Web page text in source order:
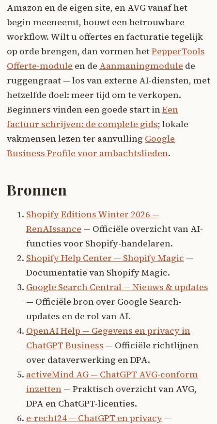
Amazon en de eigen site, en AVG vanaf het
begin meeneemt, bouwt een betrouwbare
workflow. Wilt u offertes en facturatie tegelijk
op orde brengen, dan vormen hetPepperTools
Offerte-module en de Aanmaningmodule de
ruggengraat — los van externe AI-diensten, met
hetzelfde doel: meer tijd om te verkopen.
Beginners vinden een goede start inEen
factuur schrijven: de complete gids; lokale
vakmensen lezen ter aanvulling Google
Business Profile voor ambachtslieden.
Bronnen
Shopify Editions Winter 2026 —
RenAIssance — Officiële overzicht van AI-
functies voor Shopify-handelaren.
Shopify Help Center — Shopify Magic —
Documentatie van Shopify Magic.
Google Search Central — Nieuws & updates
— Officiële bron over Google Search-
updates en de rol van AI.
OpenAI Help — Gegevens en privacy in
ChatGPT Business — Officiële richtlijnen
over dataverwerking en DPA.
activeMind AG — ChatGPT AVG-conform
inzetten — Praktisch overzicht van AVG,
DPA en ChatGPT-licenties.
e-recht24 — ChatGPT en privacy —